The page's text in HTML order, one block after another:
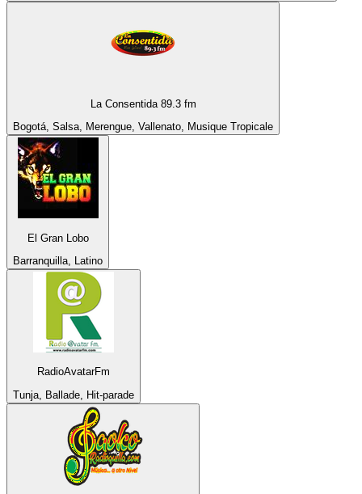
La Consentida 89.3 fm
Bogotá, Salsa, Merengue, Vallenato, Musique Tropicale
El Gran Lobo
Barranquilla, Latino
RadioAvatarFm
Tunja, Ballade, Hit-parade